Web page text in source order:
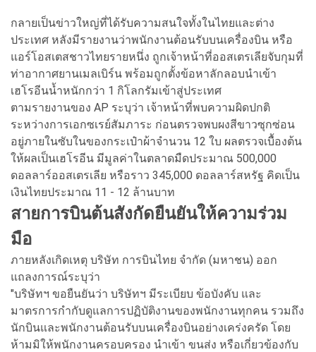
กลายเป็นข่าวใหญ่ที่ได้รับความสนใจทั้งในไทยและต่าง
ประเทศ หลังมีรายงานว่าพนักงานต้อนรับบนเครื่องบิน หรือ
แอร์โอสเตสชาวไทยรายหนึ่ง ถูกเจ้าหน้าที่ออสเตรเลียจับกุมที่
ท่าอากาศยานเมลเบิร์น พร้อมถูกตั้งข้อหาลักลอบนำเข้า
เฮโรอีนน้ำหนักกว่า 1 กิโลกรัมเข้าสู่ประเทศ
ตามรายงานของ AP ระบุว่า เจ้าหน้าที่พบความผิดปกติ
ระหว่างการเอกซเรย์สัมภาระ ก่อนตรวจพบผงสีขาวซุกซ่อน
อยู่ภายในซับในของกระเป๋าผ้าจำนวน 12 ใบ ผลตรวจเบื้องต้น
ให้ผลเป็นเฮโรอีน มีมูลค่าในตลาดมืดประมาณ 500,000
ดอลลาร์ออสเตรเลีย หรือราว 345,000 ดอลลาร์สหรัฐ คิดเป็น
เงินไทยประมาณ 11 - 12 ล้านบาท
สายการบินต้นสังกัดยืนยันให้ความร่วม
มือ
ภายหลังเกิดเหตุ บริษัท การบินไทย จำกัด (มหาชน) ออก
แถลงการณ์ระบุว่า
"บริษัทฯ ขอยืนยันว่า บริษัทฯ มีระเบียบ ข้อบังคับ และ
มาตรการกำกับดูแลการปฏิบัติงานของพนักงานทุกคน รวมถึง
นักบินและพนักงานต้อนรับบนเครื่องบินอย่างเคร่งครัด โดย
ห้ามมิให้พนักงานครอบครอง นำเข้า ขนส่ง หรือเกี่ยวข้องกับ